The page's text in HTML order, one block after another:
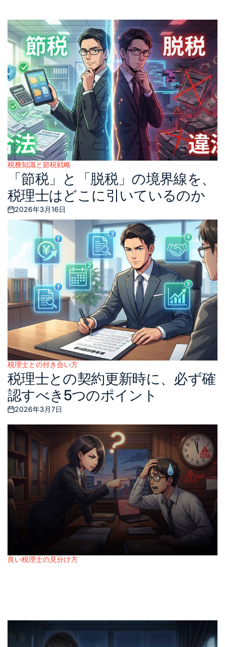
Posted
税務知識と節税戦略
「節税」と「脱税」の境界線を、
税理士はどこに引いているのか
Posted
2026年3月16日
Posted
in
税理士との付き合い方
税理士との契約更新時に、必ず確
認すべき5つのポイント
Posted
on
2026年3月7日
Posted
良い税理士の見分け方